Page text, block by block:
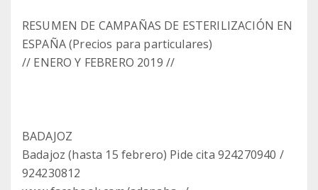
RESUMEN DE CAMPAÑAS DE ESTERILIZACIÓN EN
ESPAÑA (Precios para particulares)
// ENERO Y FEBRERO 2019 //
BADAJOZ
Badajoz (hasta 15 febrero) Pide cita 924270940 /
924230812